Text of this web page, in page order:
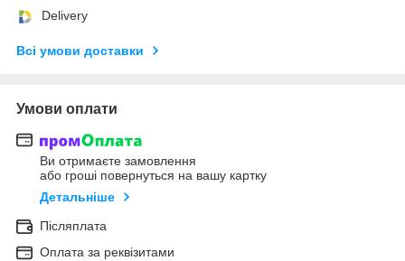
Delivery
Всі умови доставки
Умови оплати
Ви отримаєте замовлення
або гроші повернуться на вашу картку
Детальніше
Післяплата
Оплата за реквізитами